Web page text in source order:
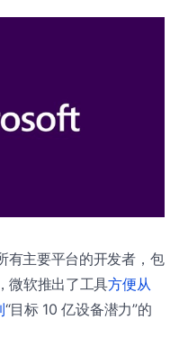
有主要平台的开发者，包
微软推出了工具方便从
“目标 10 亿设备潜力”的